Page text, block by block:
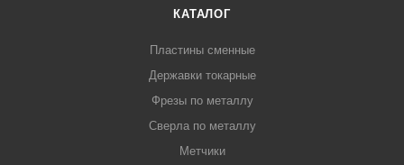
КАТАЛОГ
Пластины сменные
Державки токарные
Фрезы по металлу
Сверла по металлу
Метчики